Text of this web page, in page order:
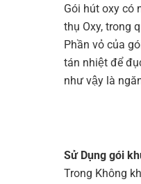
Gói hút oxy có
thụ Oxy, trong
Phần vỏ của
tán nhiệt để
như vậy là
Sử Dụng gói
Trong Không